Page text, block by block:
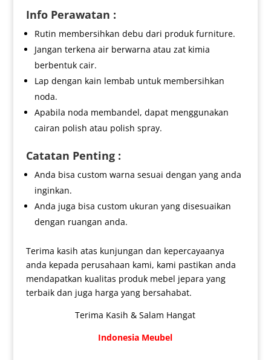
Info Perawatan :
Rutin membersihkan debu dari produk furniture.
Jangan terkena air berwarna atau zat kimia
berbentuk cair.
Lap dengan kain lembab untuk membersihkan
noda.
Apabila noda membandel, dapat menggunakan
cairan polish atau polish spray.
Catatan Penting :
Anda bisa custom warna sesuai dengan yang anda
inginkan.
Anda juga bisa custom ukuran yang disesuaikan
dengan ruangan anda.
Terima kasih atas kunjungan dan kepercayaanya
anda kepada perusahaan kami, kami pastikan anda
mendapatkan kualitas produk mebel jepara yang
terbaik dan juga harga yang bersahabat.
Terima Kasih & Salam Hangat
Indonesia Meubel